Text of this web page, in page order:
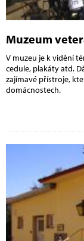
Muzeum
V muzeu je k vidění
cedule, plakáty atd.
zajímavé přístroje,
domácnostech.